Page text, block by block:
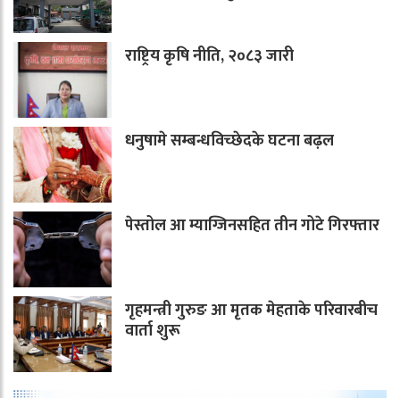
राष्ट्रिय कृषि नीति, २०८३ जारी
धनुषामे सम्बन्धविच्छेदके घटना बढ़ल
पेस्तोल आ म्याग्जिनसहित तीन गोटे गिरफ्तार
गृहमन्त्री गुरुङ आ मृतक मेहताके परिवारबीच
वार्ता शुरू